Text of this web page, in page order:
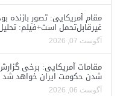
مقام آمریکایی: تصورِ بازنده
غیرقابل‌تحمل است+فیلم:
آگوست 07, 2026
مقامات آمریکایی: برخی
شدن حکومت ایران خواهد شد
آگوست 06, 2026